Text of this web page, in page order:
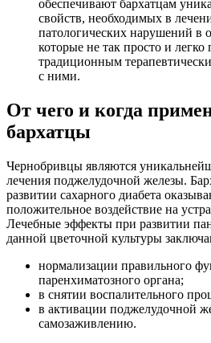
обеспечивают бархатцам
свойств, необходимых в
патологических нарушений в
которые не так просто и легко
традиционным
с ними.
От чего и когда
бархатцы
Чернобривцы являются
лечения поджелудочной железы.
развитии сахарного диабета
положительное воздействие на
Лечебные эффекты при развитии
данной цветочной культуры
нормализации правильного
паренхиматозного органа;
в снятии воспалительного
в активации поджелудочной
самозаживлению.